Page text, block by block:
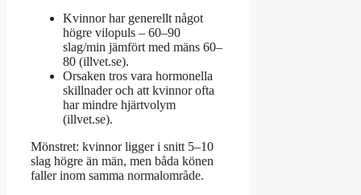
Kvinnor har generellt något
högre vilopuls – 60–90
slag/min jämfört med mäns 60–
80 (illvet.se).
Orsaken tros vara hormonella
skillnader och att kvinnor ofta
har mindre hjärtvolym
(illvet.se).
Mönstret: kvinnor ligger i snitt 5–10
slag högre än män, men båda könen
faller inom samma normalområde.